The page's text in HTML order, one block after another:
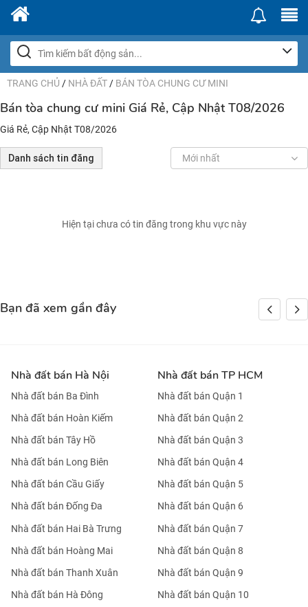
TRANG CHỦ / NHÀ ĐẤT / BÁN TÒA CHUNG CƯ MINI
Bán tòa chung cư mini Giá Rẻ, Cập Nhật T08/2026
Giá Rẻ, Cập Nhật T08/2026
Danh sách tin đăng Mới nhất
Hiện tại chưa có tin đăng trong khu vực này
Bạn đã xem gần đây
Nhà đất bán Hà Nội
Nhà đất bán Ba Đình
Nhà đất bán Hoàn Kiếm
Nhà đất bán Tây Hồ
Nhà đất bán Long Biên
Nhà đất bán Cầu Giấy
Nhà đất bán Đống Đa
Nhà đất bán Hai Bà Trưng
Nhà đất bán Hoàng Mai
Nhà đất bán Thanh Xuân
Nhà đất bán Hà Đông
Nhà đất bán TP HCM
Nhà đất bán Quận 1
Nhà đất bán Quận 2
Nhà đất bán Quận 3
Nhà đất bán Quận 4
Nhà đất bán Quận 5
Nhà đất bán Quận 6
Nhà đất bán Quận 7
Nhà đất bán Quận 8
Nhà đất bán Quận 9
Nhà đất bán Quận 10